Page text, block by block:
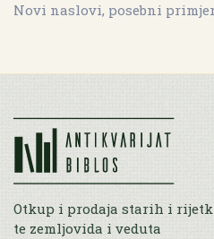
Novi naslovi, posebni
Otkup i prodaja starih i
te zemljovida i veduta